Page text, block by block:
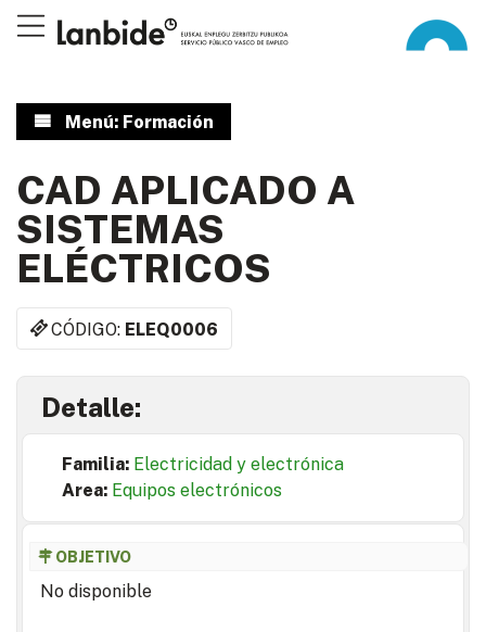
Menú: Formación
CAD APLICADO A
SISTEMAS
ELÉCTRICOS
CÓDIGO: ELEQ0006
Detalle:
Familia: Electricidad y electrónica
Area: Equipos electrónicos
OBJETIVO
No disponible